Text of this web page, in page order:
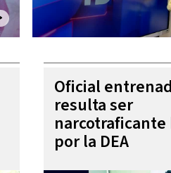
Oficial
resulta ser
narcotraficante
por la DEA